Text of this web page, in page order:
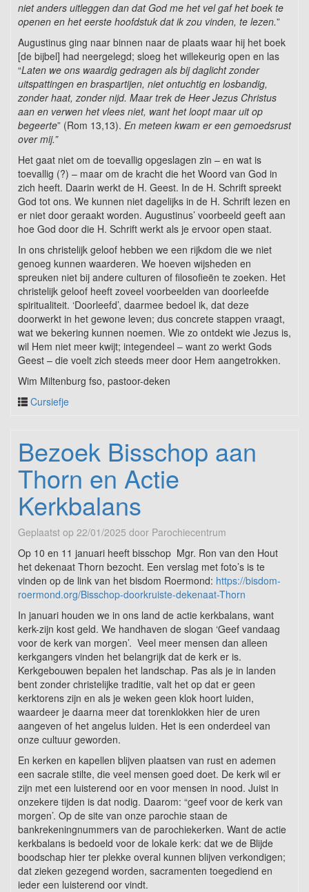
niet anders uitleggen dan dat God me het vel gaf het boek te
openen en het eerste hoofdstuk dat ik zou vinden, te lezen.”
Augustinus ging naar binnen naar de plaats waar hij het boek
[de bijbel] had neergelegd; sloeg het willekeurig open en las
“Laten we ons waardig gedragen als bij daglicht zonder
uitspattingen en braspartijen, niet ontuchtig en losbandig,
zonder haat, zonder nijd. Maar trek de Heer Jezus Christus
aan en verwen het vlees niet, want het loopt maar uit op
begeerte” (Rom 13,13). En meteen kwam er een gemoedsrust
over mij.”
Het gaat niet om de toevallig opgeslagen zin – en wat is
toevallig (?) – maar om de kracht die het Woord van God in
zich heeft. Daarin werkt de H. Geest. In de H. Schrift spreekt
God tot ons. We kunnen niet dagelijks in de H. Schrift lezen en
er niet door geraakt worden. Augustinus’ voorbeeld geeft aan
hoe God door die H. Schrift werkt als je ervoor open staat.
In ons christelijk geloof hebben we een rijkdom die we niet
genoeg kunnen waarderen. We hoeven wijsheden en
spreuken niet bij andere culturen of filosofieën te zoeken. Het
christelijk geloof heeft zoveel voorbeelden van doorleefde
spiritualiteit. ‘Doorleefd’, daarmee bedoel ik, dat deze
doorwerkt in het gewone leven; dus concrete stappen vraagt,
wat we bekering kunnen noemen. Wie zo ontdekt wie Jezus is,
wil Hem niet meer kwijt; integendeel – want zo werkt Gods
Geest – die voelt zich steeds meer door Hem aangetrokken.
Wim Miltenburg fso, pastoor-deken
Cursiefje
Bezoek Bisschop aan
Thorn en Actie
Kerkbalans
Geplaatst op 22/01/2025 door Parochiecentrum
Op 10 en 11 januari heeft bisschop Mgr. Ron van den Hout
het dekenaat Thorn bezocht. Een verslag met foto’s is te
vinden op de link van het bisdom Roermond: https://bisdom-
roermond.org/Bisschop-doorkruiste-dekenaat-Thorn
In januari houden we in ons land de actie kerkbalans, want
kerk-zijn kost geld. We handhaven de slogan ‘Geef vandaag
voor de kerk van morgen’. Veel meer mensen dan alleen
kerkgangers vinden het belangrijk dat de kerk er is.
Kerkgebouwen bepalen het landschap. Pas als je in landen
bent zonder christelijke traditie, valt het op dat er geen
kerktorens zijn en als je weken geen klok hoort luiden,
waardeer je daarna meer dat torenklokken hier de uren
aangeven of het angelus luiden. Het is een onderdeel van
onze cultuur geworden.
En kerken en kapellen blijven plaatsen van rust en ademen
een sacrale stilte, die veel mensen goed doet. De kerk wil er
zijn met een luisterend oor en voor mensen in nood. Juist in
onzekere tijden is dat nodig. Daarom: “geef voor de kerk van
morgen’. Op de site van onze parochie staan de
bankrekeningnummers van de parochiekerken. Want de actie
kerkbalans is bedoeld voor de lokale kerk: dat we de Blijde
boodschap hier ter plekke overal kunnen blijven verkondigen;
dat zieken gezegend worden, sacramenten toegediend en
ieder een luisterend oor vindt.